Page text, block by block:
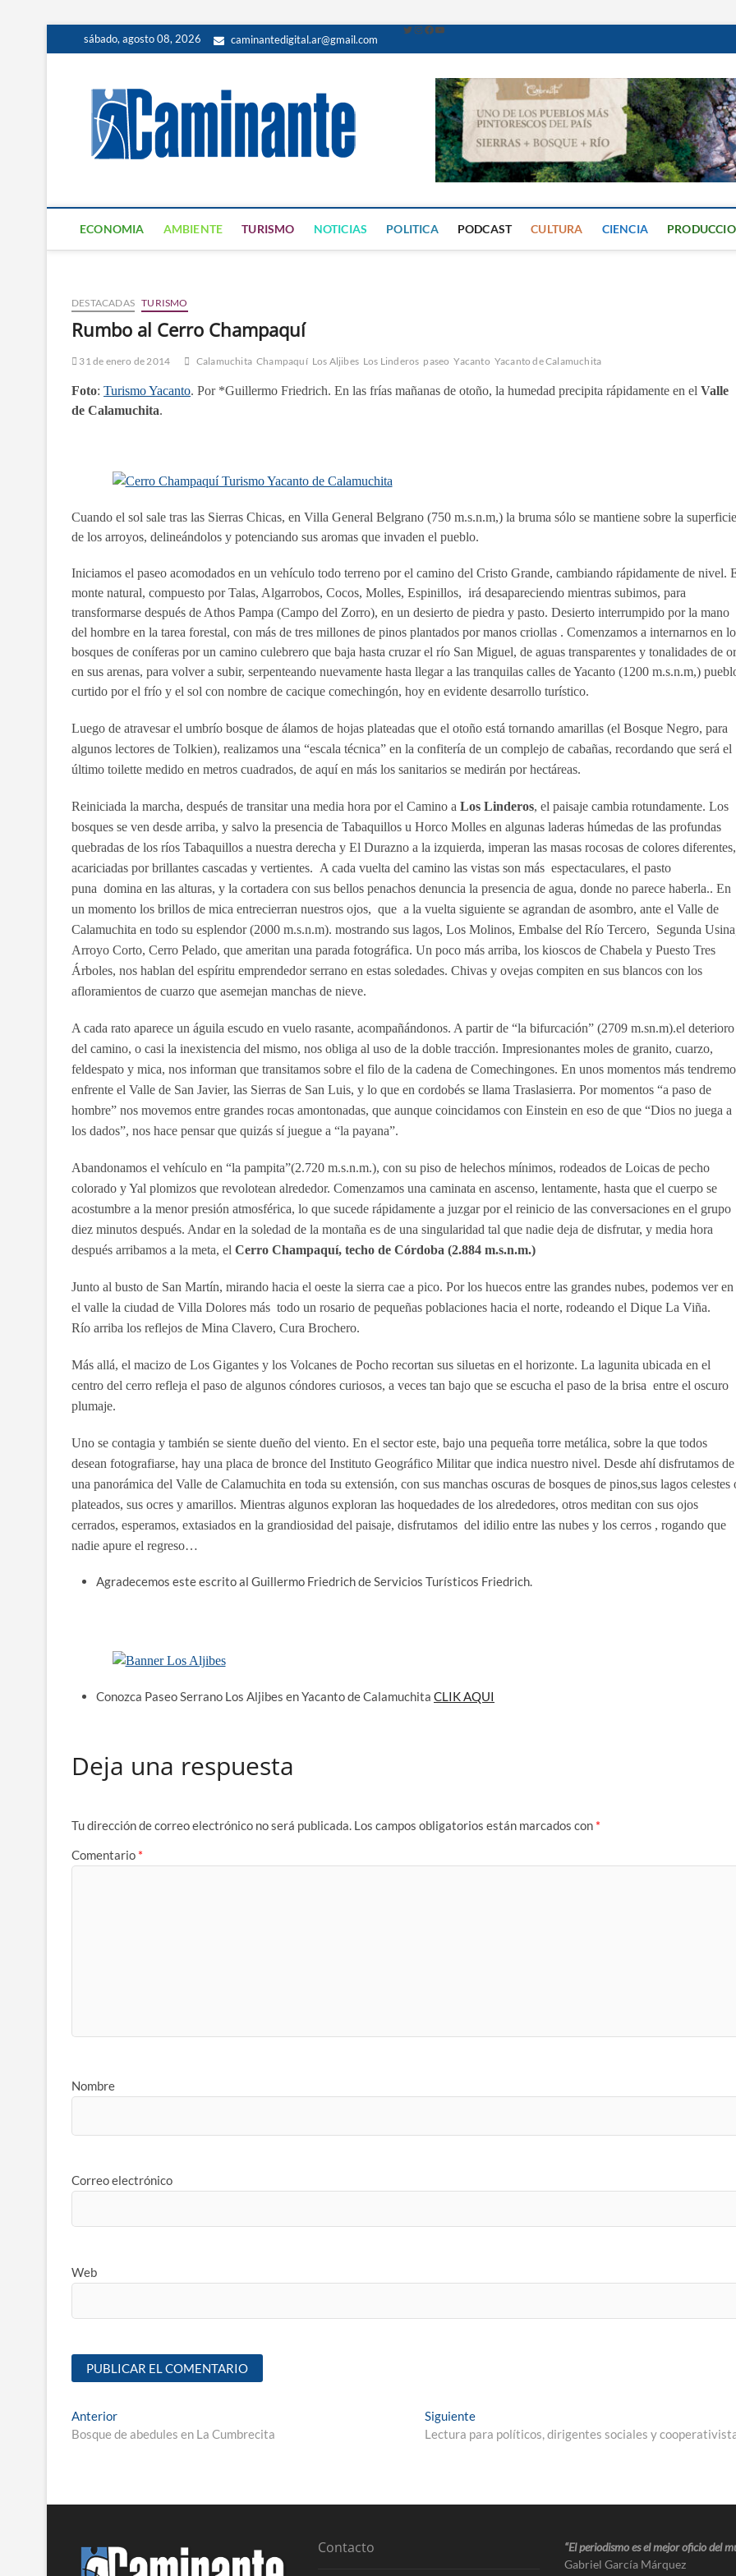
sábado, agosto 08, 2026 caminantedigital.ar@gmail.com
Caminante Digital
PERIÓDICO DIGITAL DEL VALLE DE CALAMUCHITA
ECONOMIA AMBIENTE TURISMO NOTICIAS POLITICA PODCAST CULTURA CIENCIA
DESTACADAS TURISMO
Rumbo al Cerro Champaquí
31 de enero de 2014 Calamuchita Champaquí Los Aljibes Los Linderos paseo Yacanto Yacanto de Calamuchita
Foto: Turismo Yacanto. Por *Guillermo Friedrich. En las frías mañanas de otoño, la humedad precipita rápidamente en el Valle
de Calamuchita.
Cuando el sol sale tras las Sierras Chicas, en Villa General Belgrano (750 m.s.n.m,) la bruma sólo se mantiene sobre la superficie
de los arroyos, delineándolos y potenciando sus aromas que invaden el pueblo.
Iniciamos el paseo acomodados en un vehículo todo terreno por el camino del Cristo Grande, cambiando rápidamente de nivel.
monte natural, compuesto por Talas, Algarrobos, Cocos, Molles, Espinillos, irá desapareciendo mientras subimos, para
transformarse después de Athos Pampa (Campo del Zorro), en un desierto de piedra y pasto. Desierto interrumpido por la mano
del hombre en la tarea forestal, con más de tres millones de pinos plantados por manos criollas . Comenzamos a internarnos en
bosques de coníferas por un camino culebrero que baja hasta cruzar el río San Miguel, de aguas transparentes y tonalidades de
en sus arenas, para volver a subir, serpenteando nuevamente hasta llegar a las tranquilas calles de Yacanto (1200 m.s.n.m,)
curtido por el frío y el sol con nombre de cacique comechingón, hoy en evidente desarrollo turístico.
Luego de atravesar el umbrío bosque de álamos de hojas plateadas que el otoño está tornando amarillas (el Bosque Negro, para
algunos lectores de Tolkien), realizamos una “escala técnica” en la confitería de un complejo de cabañas, recordando que será el
último toilette medido en metros cuadrados, de aquí en más los sanitarios se medirán por hectáreas.
Reiniciada la marcha, después de transitar una media hora por el Camino a Los Linderos, el paisaje cambia rotundamente. Los
bosques se ven desde arriba, y salvo la presencia de Tabaquillos u Horco Molles en algunas laderas húmedas de las profundas
quebradas de los ríos Tabaquillos a nuestra derecha y El Durazno a la izquierda, imperan las masas rocosas de colores diferentes,
acariciadas por brillantes cascadas y vertientes. A cada vuelta del camino las vistas son más espectaculares, el pasto
puna domina en las alturas, y la cortadera con sus bellos penachos denuncia la presencia de agua, donde no parece haberla.. En
un momento los brillos de mica entrecierran nuestros ojos, que a la vuelta siguiente se agrandan de asombro, ante el Valle de
Calamuchita en todo su esplendor (2000 m.s.n.m). mostrando sus lagos, Los Molinos, Embalse del Río Tercero, Segunda
Arroyo Corto, Cerro Pelado, que ameritan una parada fotográfica. Un poco más arriba, los kioscos de Chabela y Puesto Tres
Árboles, nos hablan del espíritu emprendedor serrano en estas soledades. Chivas y ovejas compiten en sus blancos con los
afloramientos de cuarzo que asemejan manchas de nieve.
A cada rato aparece un águila escudo en vuelo rasante, acompañándonos. A partir de “la bifurcación” (2709 m.sn.m).el deterioro
del camino, o casi la inexistencia del mismo, nos obliga al uso de la doble tracción. Impresionantes moles de granito, cuarzo,
feldespato y mica, nos informan que transitamos sobre el filo de la cadena de Comechingones. En unos momentos más
enfrente el Valle de San Javier, las Sierras de San Luis, y lo que en cordobés se llama Traslasierra. Por momentos “a paso de
hombre” nos movemos entre grandes rocas amontonadas, que aunque coincidamos con Einstein en eso de que “Dios no juega a
los dados”, nos hace pensar que quizás sí juegue a “la payana”.
Abandonamos el vehículo en “la pampita”(2.720 m.s.n.m.), con su piso de helechos mínimos, rodeados de Loicas de pecho
colorado y Yal plomizos que revolotean alrededor. Comenzamos una caminata en ascenso, lentamente, hasta que el cuerpo se
acostumbre a la menor presión atmosférica, lo que sucede rápidamente a juzgar por el reinicio de las conversaciones en el grupo
diez minutos después. Andar en la soledad de la montaña es de una singularidad tal que nadie deja de disfrutar, y media hora
después arribamos a la meta, el Cerro Champaquí, techo de Córdoba (2.884 m.s.n.m.)
Junto al busto de San Martín, mirando hacia el oeste la sierra cae a pico. Por los huecos entre las grandes nubes, podemos ver en
el valle la ciudad de Villa Dolores más todo un rosario de pequeñas poblaciones hacia el norte, rodeando el Dique La Viña.
Río arriba los reflejos de Mina Clavero, Cura Brochero.
Más allá, el macizo de Los Gigantes y los Volcanes de Pocho recortan sus siluetas en el horizonte. La lagunita ubicada en el
centro del cerro refleja el paso de algunos cóndores curiosos, a veces tan bajo que se escucha el paso de la brisa entre el oscuro
plumaje.
Uno se contagia y también se siente dueño del viento. En el sector este, bajo una pequeña torre metálica, sobre la que todos
desean fotografiarse, hay una placa de bronce del Instituto Geográfico Militar que indica nuestro nivel. Desde ahí disfrutamos de
una panorámica del Valle de Calamuchita en toda su extensión, con sus manchas oscuras de bosques de pinos,sus lagos celestes
plateados, sus ocres y amarillos. Mientras algunos exploran las hoquedades de los alrededores, otros meditan con sus ojos
cerrados, esperamos, extasiados en la grandiosidad del paisaje, disfrutamos del idilio entre las nubes y los cerros , rogando que
nadie apure el regreso…
Agradecemos este escrito al Guillermo Friedrich de Servicios Turísticos Friedrich.
Conozca Paseo Serrano Los Aljibes en Yacanto de Calamuchita CLIK AQUI
Deja una respuesta
Tu dirección de correo electrónico no será publicada. Los campos obligatorios están marcados con *
Comentario *
Nombre
Correo electrónico
Web
Anterior
Bosque de abedules en La Cumbrecita
Siguiente
Lectura para políticos, dirigentes sociales y
Contacto
“El periodismo es el mejor oficio del
Gabriel García Márquez